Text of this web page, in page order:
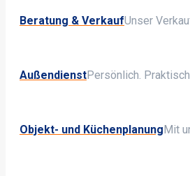
Beratung & VerkaufUnser
AußendienstPersönlich.
Objekt- und KüchenplanungMit